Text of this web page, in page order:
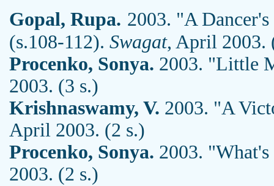
Gopal, Rupa. 2003. "A
(s.108-112). Swagat, April 2003.
Procenko, Sonya. 2003. "Little
2003. (3 s.)
Krishnaswamy, V. 2003. "A
April 2003. (2 s.)
Procenko, Sonya. 2003.
2003. (2 s.)